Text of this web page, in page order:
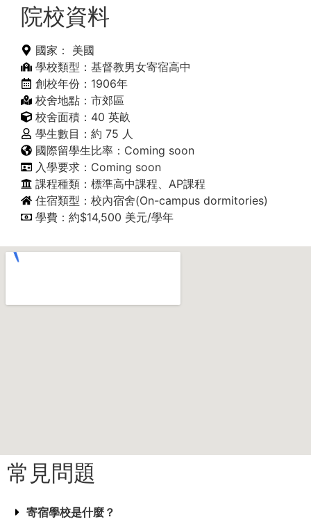
院校資料
國家：
美國
學校類型：基督教男女寄宿高中
創校年份：1906年
校舍地點：市郊區
校舍面積：40 英畝
學生數目：約 75 人
國際留學生比率：Coming soon
入學要求：Coming soon
課程種類：標準高中課程、AP課程
住宿類型：校內宿舍(On-campus dormitories)
學費：約$14,500 美元/學年
常見問題
寄宿學校是什麼？